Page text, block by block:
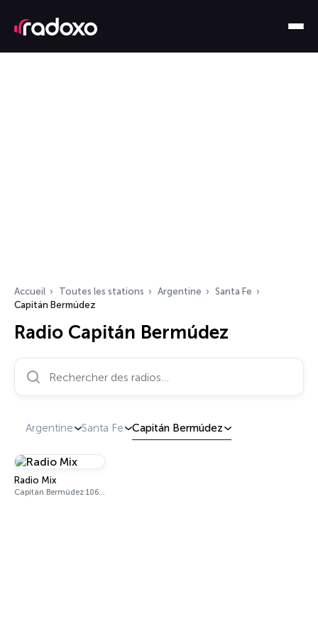
Accueil Toutes les stations Argentine
Santa Fe
Capitán Bermúdez
Radio Capitán Bermúdez
Argentine Santa Fe Capitán Bermúdez
Radio Mix
Capitán Bermúdez 106.9 FM